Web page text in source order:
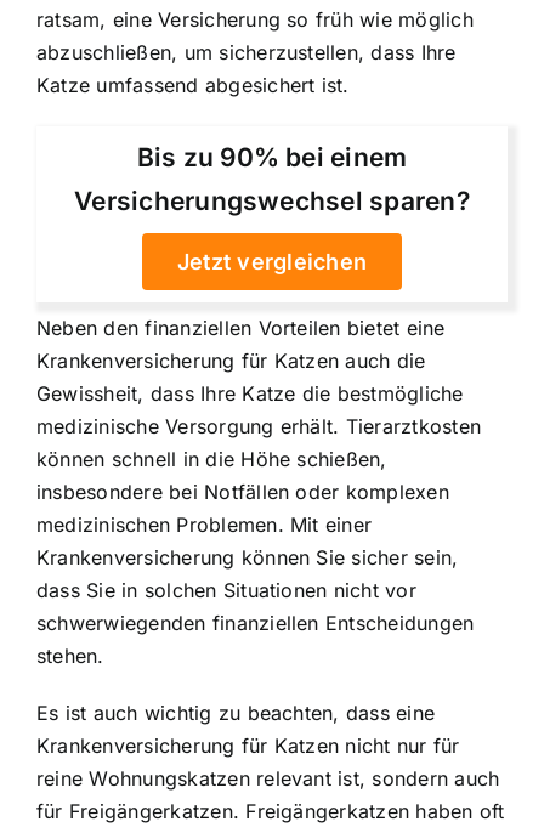
ratsam, eine Versicherung so früh wie möglich
abzuschließen, um sicherzustellen, dass Ihre
Katze umfassend abgesichert ist.
Bis zu 90% bei einem
Versicherungswechsel sparen?
Jetzt vergleichen
Neben den finanziellen Vorteilen bietet eine
Krankenversicherung für Katzen auch die
Gewissheit, dass Ihre Katze die bestmögliche
medizinische Versorgung erhält. Tierarztkosten
können schnell in die Höhe schießen,
insbesondere bei Notfällen oder komplexen
medizinischen Problemen. Mit einer
Krankenversicherung können Sie sicher sein,
dass Sie in solchen Situationen nicht vor
schwerwiegenden finanziellen Entscheidungen
stehen.
Es ist auch wichtig zu beachten, dass eine
Krankenversicherung für Katzen nicht nur für
reine Wohnungskatzen relevant ist, sondern auch
für Freigängerkatzen. Freigängerkatzen haben oft